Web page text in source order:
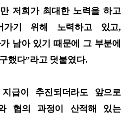
저희가 최대한 노력을 하고
가기 위해 노력하고 있고,
남아 있기 때문에 그 부분에
했다”라고 덧붙였다.
급이 추진되더라도 앞으로
협의 과정이 산적해 있는